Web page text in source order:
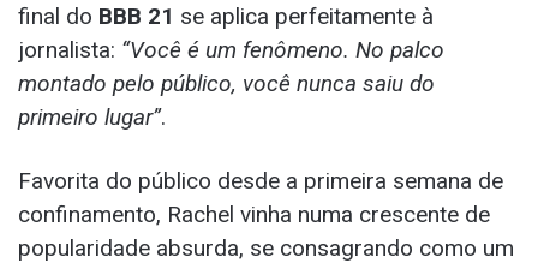
final do BBB 21 se aplica perfeitamente à
jornalista: “Você é um fenômeno. No palco
montado pelo público, você nunca saiu do
primeiro lugar”.
Favorita do público desde a primeira semana de
confinamento, Rachel vinha numa crescente de
popularidade absurda, se consagrando como um